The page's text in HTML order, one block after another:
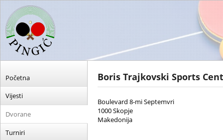
Početna
Vijesti
Dvorane
Turniri
Boris Trajkovski Sports
Boulevard 8-mi Septemvri
1000 Skopje
Makedonija